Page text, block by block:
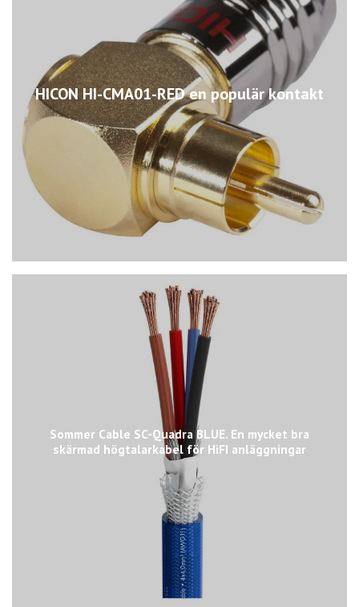
HICON HI-CMA01-RED en populär kontakt
Sommer Cable SC-Quadra BLUE. En mycket bra
skärmad högtalarkabel för HiFI anläggningar